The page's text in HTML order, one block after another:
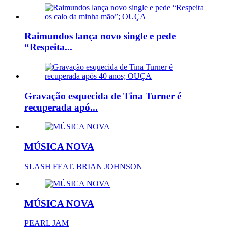
Raimundos lança novo single e pede
“Respeita...
Gravação esquecida de Tina Turner é
recuperada apó...
MÚSICA NOVA
SLASH FEAT. BRIAN JOHNSON
MÚSICA NOVA
PEARL JAM